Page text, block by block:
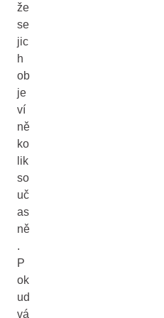
že
se
jic
h
ob
je
ví
ně
ko
lik
so
uč
as
ně
.
P
ok
ud
vá